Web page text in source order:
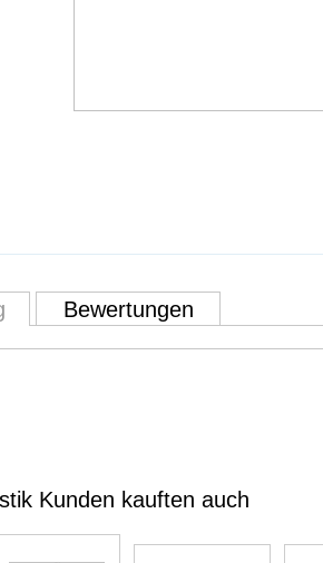
Bewertungen
Kunden kauften auch